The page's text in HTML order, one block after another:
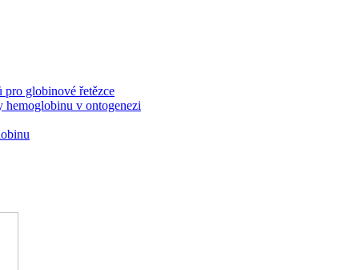
pro globinové řetězce
hemoglobinu v ontogenezi